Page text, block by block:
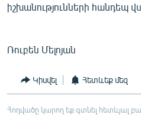
իշխանությունների հանդեպ
Ռուբեն Մելոյան
Կիսվել Հետևեք մեզ
Հոդվածը կարող եք գտնել հետևյալ